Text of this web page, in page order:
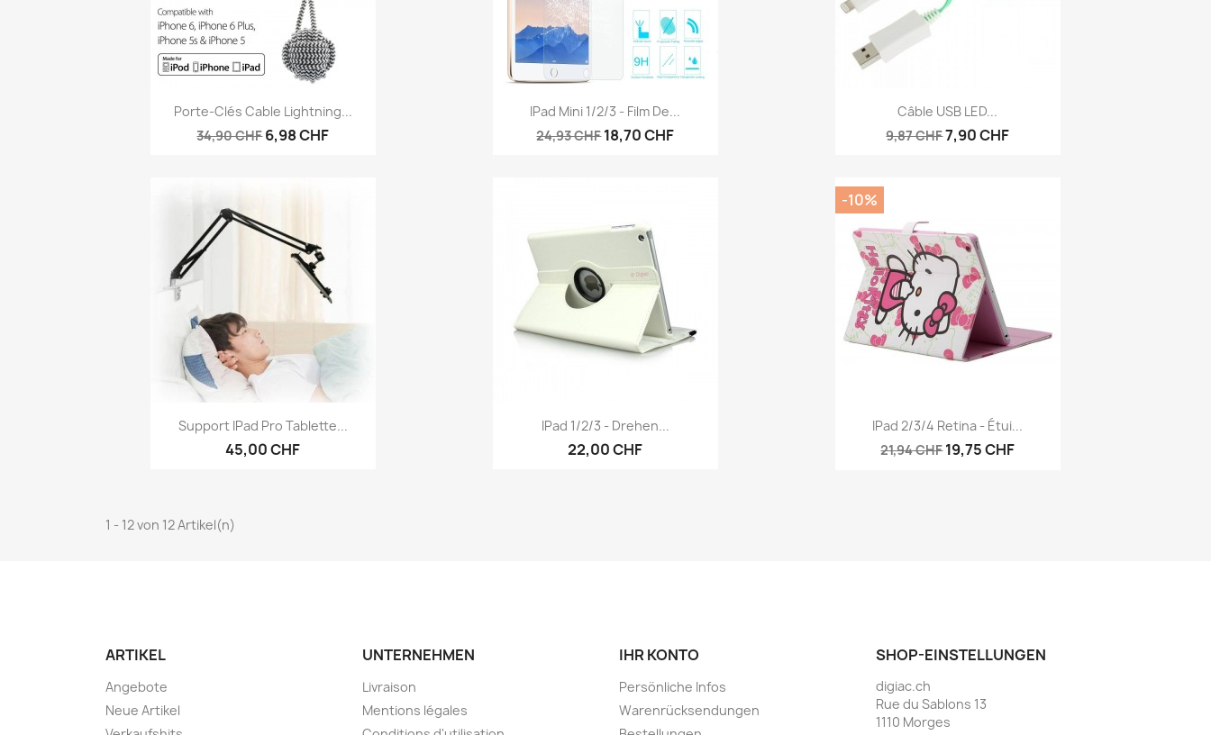
Vorschau
Porte-Clés Cable Lightning...
34,90 CHF6,98 CHF
Vorschau
IPad Mini 1/2/3 - Film De...
24,93 CHF18,70 CHF
Vorschau
Câble USB LED...
9,87 CHF7,90 CHF
Vorschau
Support IPad Pro Tablette...
45,00 CHF
Vorschau
IPad 1/2/3 - Drehen...
22,00 CHF
Vorschau
IPad 2/3/4 Retina - Étui...
21,94 CHF19,75 CHF
-10%
1 - 12 von 12 Artikel(n)
ARTIKEL
Angebote
Neue Artikel
UNTERNEHMEN
Livraison
Mentions légales
IHR KONTO
Persönliche Infos
Warenrücksendungen
SHOP-EINSTELLUNGEN
digiac.ch
Rue du Sablons 13
1110 Morges